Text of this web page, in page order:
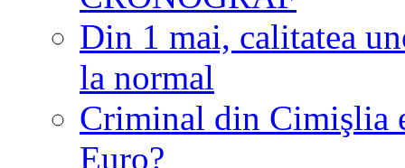
Din 1 mai, calitatea
la normal
Criminal din Cimişlia
Euro?